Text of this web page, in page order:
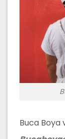
Buca Boya